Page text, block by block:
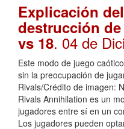
Explicación
destrucción
vs 18. 04 de
Este modo de juego
sin la preocupación de
Rivals/Crédito de imagen:
Rivals Annihilation es un
jugadores entre sí en un
Los jugadores pueden